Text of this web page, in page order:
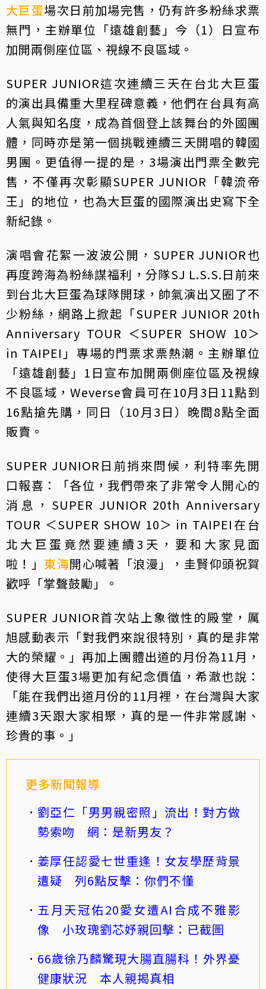
大巨蛋場次日前加場完售，仍有許多粉絲求票
無門，主辦單位「遠雄創藝」今（1）日宣布
加開兩側座位區、視線不良區域。
SUPER JUNIOR這次連續三天在台北大巨蛋
的演出具備重大里程碑意義，他們在台具有高
人氣與知名度，成為首個登上該舞台的外國團
體，同時亦是第一個挑戰連續三天開唱的韓國
男團。更值得一提的是，3場演出門票全數完
售，不僅再次彰顯SUPER JUNIOR「韓流帝
王」的地位，也為大巨蛋的國際演出史寫下全
新紀錄。
演唱會花絮一波波公開，SUPER JUNIOR也
再度跨海為粉絲謀福利，分隊SJ L.S.S.日前來
到台北大巨蛋為球隊開球，帥氣演出又圈了不
少粉絲，網路上掀起「SUPER JUNIOR 20th
Anniversary TOUR ＜SUPER SHOW 10＞
in TAIPEI」專場的門票求票熱潮。主辦單位
「遠雄創藝」1日宣布加開兩側座位區及視線
不良區域，Weverse會員可在10月3日11點到
16點搶先購，同日（10月3日）晚間8點全面
販賣。
SUPER JUNIOR日前捎來問候，利特率先開
口報喜：「各位，我們帶來了非常令人開心的
消息，SUPER JUNIOR 20th Anniversary
TOUR ＜SUPER SHOW 10＞ in TAIPEI在台
北大巨蛋竟然要連續3天，要和大家見面
啦！」 東海開心喊著「浪漫」，圭賢仰頭祝賀
歡呼「掌聲鼓勵」。
SUPER JUNIOR首次站上象徵性的殿堂，厲
旭感動表示「對我們來說很特別，真的是非常
大的榮耀。」再加上團體出道的月份為11月，
使得大巨蛋3場更加有紀念價值，希澈也說：
「能在我們出道月份的11月裡，在台灣與大家
連續3天跟大家相聚，真的是一件非常感謝、
珍貴的事。」
更多新聞報導
劉亞仁「男男親密照」流出！對方做
勢索吻 網：是新男友？
姜厚任認愛七世重逢！女友學歷背景
遭疑 列6點反擊：你們不懂
五月天冠佑20愛女遭AI合成不雅影
像 小玫瑰劉芯妤親回擊：已截圖
66歲徐乃麟驚現大腸直腸科！外界憂
健康狀況 本人親揭真相